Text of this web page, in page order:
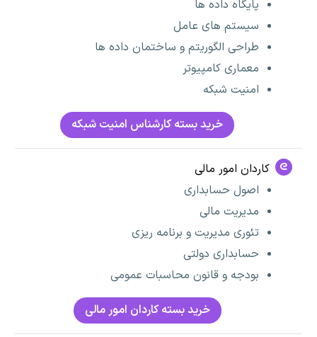
پایگاه داده ها
سیستم های عامل
طراحی الگوریتم و ساختمان داده ها
معماری کامپیوتر
امنیت شبکه
خرید بسته کارشناس امنیت شبکه
کاردان امور مالی
اصول حسابداری
مدیریت مالی
تئوری مدیریت و برنامه ریزی
حسابداری دولتی
بودجه و قانون محاسبات عمومی
خرید بسته کاردان امور مالی